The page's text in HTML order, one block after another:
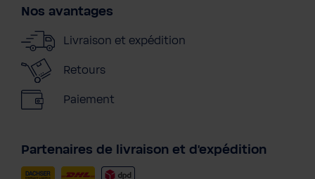
Nos avantages
Livraison et expédition
Retours
Paiement
Partenaires de livraison et d'expédition